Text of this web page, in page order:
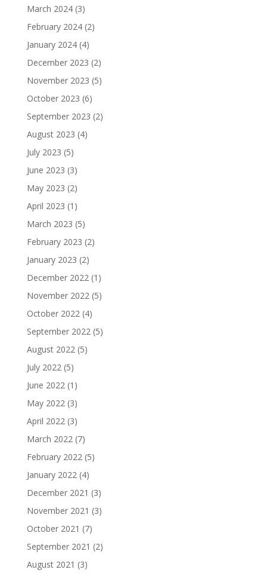
March 2024(3)
February 2024(2)
January 2024(4)
December 2023 (2)
November 2023 (5)
October 2023 (6)
September 2023 (2)
August 2023 (4)
July 2023 (5)
June 2023 (3)
May 2023 (2)
April 2023 (1)
March 2023 (5)
February 2023 (2)
January 2023 (2)
December 2022(1)
November 2022(5)
October 2022(4)
September 2022(5)
August 2022(5)
July 2022(5)
June 2022(1)
May 2022(3)
April 2022(3)
March 2022(7)
February 2022(5)
January 2022(4)
December 2021 (3)
November 2021 (3)
October 2021 (7)
September 2021 (2)
August 2021 (3)